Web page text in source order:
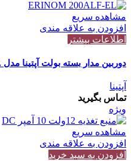
مشاهده سریع
افزودن به علاقه مندی
اطلاعات بیشتر
دوربین مدار بسته بولت آپتینا مدل Optina ERINOM 200ALF-EL
آپتینا
تماس بگیرید
ویژه
مشاهده سریع
افزودن به علاقه مندی
افزودن به سبد خرید